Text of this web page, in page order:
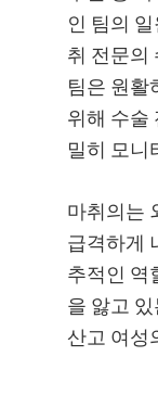
인 팀의
취 전문의
팀은 원활
위해 수술
밀히 모니
마취의는
급격하게
추적인 역
을 앓고
산고 여성